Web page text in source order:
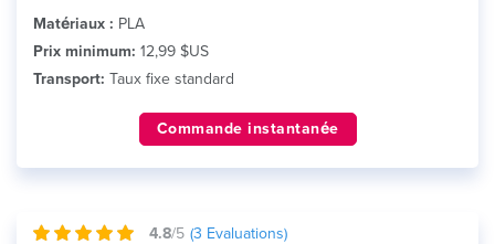
Matériaux : PLA
Prix minimum: 12,99 $US
Transport: Taux fixe standard
Commande instantanée
4.8/5 (3 Evaluations)